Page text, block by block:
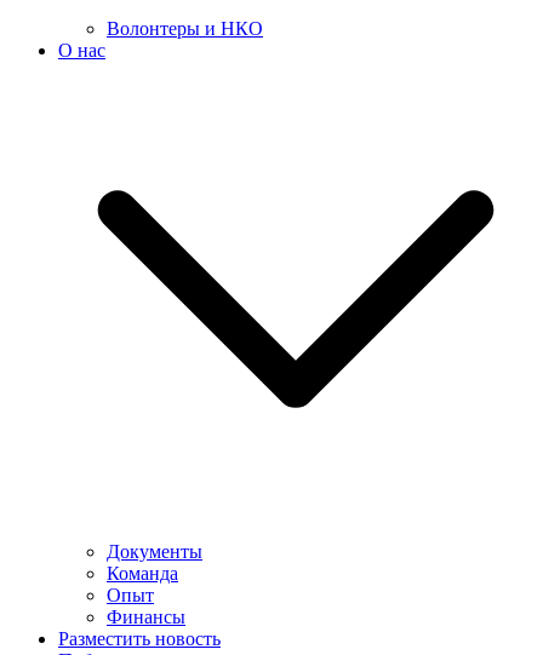
Волонтеры и НКО
О нас
Документы
Команда
Опыт
Финансы
Разместить новость